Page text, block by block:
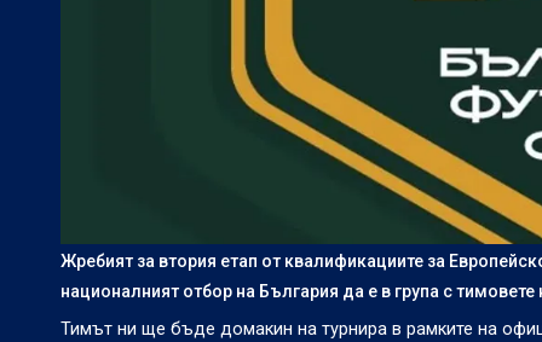
Жребият за втория етап от квалификациите за
националният отбор на България да е в група с
Тимът ни ще бъде домакин на турнира в рамките на